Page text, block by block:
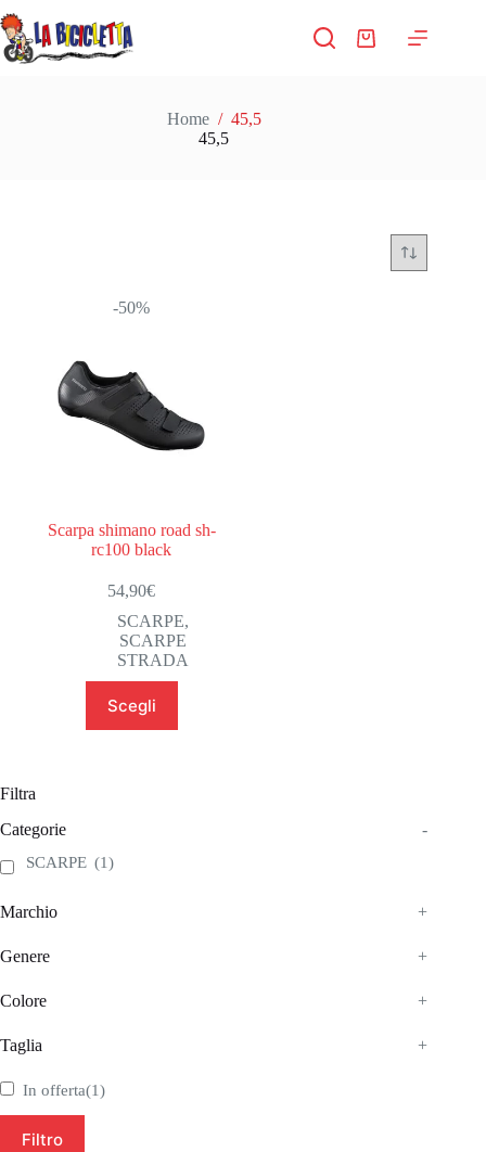
al
contenuto
Carrello
Home / 45,5
45,5
-50%
Scarpa shimano road sh-
rc100 black
54,90€
SCARPE,
SCARPE
STRADA
Scegliprodotto
ha
Filtra
Categorie
-
SCARPE (1)
Marchio +
Genere +
Colore +
Taglia +
In offerta(1)
Filtro